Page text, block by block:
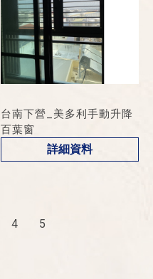
台南下營_美多利手動升降
百葉窗
詳細資料
4 5